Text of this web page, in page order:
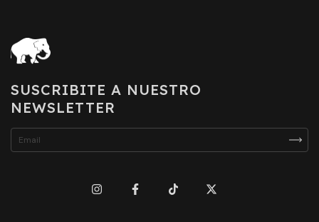
SUSCRIBITE A NUESTRO
NEWSLETTER